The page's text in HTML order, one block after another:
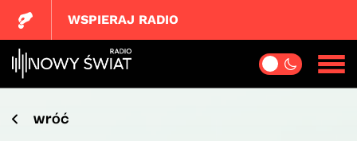
WSPIERAJ RADIO
wróć